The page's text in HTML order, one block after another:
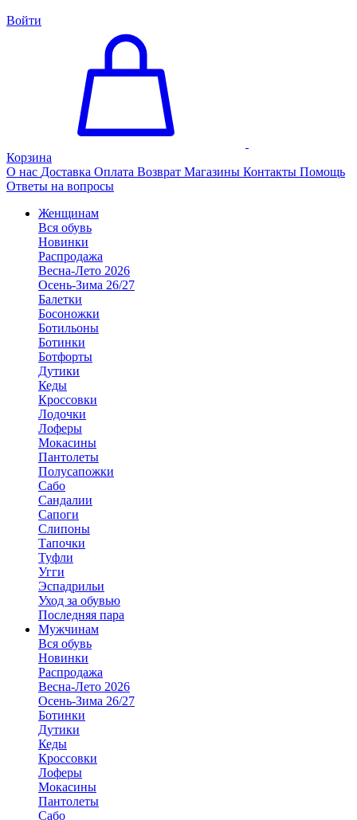
Войти
Корзина
О нас Доставка Оплата Возврат Магазины Контакты Помощь
Ответы на вопросы
Женщинам
Вся обувь
Новинки
Распродажа
Весна-Лето 2026
Осень-Зима 26/27
Балетки
Босоножки
Ботильоны
Ботинки
Ботфорты
Дутики
Кеды
Кроссовки
Лодочки
Лоферы
Мокасины
Пантолеты
Полусапожки
Сабо
Сандалии
Сапоги
Слипоны
Тапочки
Туфли
Угги
Эспадрильи
Уход за обувью
Последняя пара
Мужчинам
Вся обувь
Новинки
Распродажа
Весна-Лето 2026
Осень-Зима 26/27
Ботинки
Дутики
Кеды
Кроссовки
Лоферы
Мокасины
Пантолеты
Сабо